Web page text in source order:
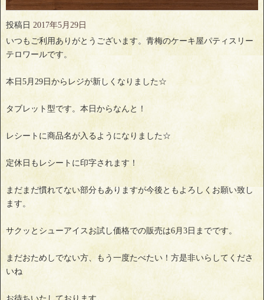
投稿日 2017年5月29日
いつもご利用ありがとうございます。青梅のケーキ屋パティスリー
テロワールです。
本日5月29日からレジが新しくなりました☆
タブレット型です。本日からなんと！
レシートに商品名が入るようになりました☆
定休日もレシートに印字されます！
まだまだ慣れてない部分もありますが今後ともよろしくお願い致し
ます。
サクッとシューアイスお試し価格での販売は6月3日までです。
まだおためしでない方、もう一度たべたい！方是非いらしてくださ
いね